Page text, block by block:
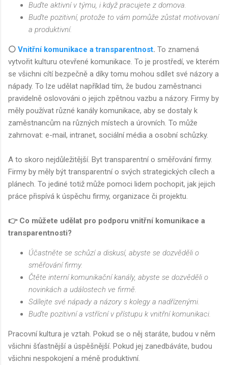
Buďte aktivní v týmu, i když pracujete z domova.
Buďte pozitivní, protože to vám pomůže zůstat motivovaní
a produktivní.
⚪ Vnitřní komunikace a transparentnost. To znamená
vytvořit kulturu otevřené komunikace. To je prostředí, ve kterém
se všichni cítí bezpečně a díky tomu mohou sdílet své názory a
nápady. To lze udělat například tím, že budou zaměstnanci
pravidelně oslovováni o jejich zpětnou vazbu a názory. Firmy by
měly používat různé kanály komunikace, aby se dostaly k
zaměstnancům na různých místech a úrovních. To může
zahrnovat: e-mail, intranet, sociální média a osobní schůzky.
A to skoro nejdůležitější. Byt transparentní o směřování firmy.
Firmy by měly být transparentní o svých strategických cílech a
plánech. To jediné totiž může pomoci lidem pochopit, jak jejich
práce přispívá k úspěchu firmy, organizace či projektu.
👉 Co můžete udělat pro podporu vnitřní komunikace a
transparentnosti?
Účastněte se schůzí a diskusí, abyste se dozvěděli o
směřování firmy.
Čtěte interní komunikační kanály, abyste se dozvěděli o
novinkách a událostech ve firmě.
Sdílejte své nápady a názory s kolegy a nadřízenými.
Buďte pozitivní a vstřícní v přístupu k vnitřní komunikaci.
Pracovní kultura je vztah. Pokud se o něj staráte, budou v něm
všichni šťastnější a úspěšnější. Pokud jej zanedbáváte, budou
všichni nespokojení a méně produktivní.